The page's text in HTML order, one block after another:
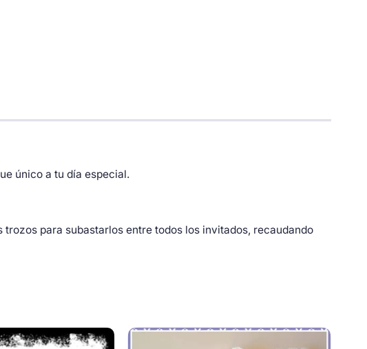
único a tu día especial.
para subastarlos entre todos los invitados, recaudando